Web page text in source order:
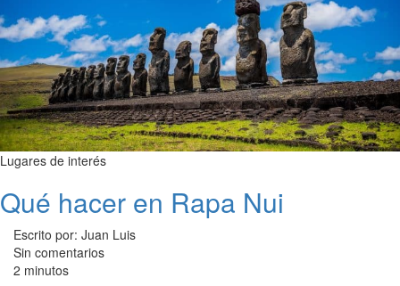
Lugares de interés
Qué hacer en Rapa Nui
Escrito por: Juan Luis
Sin comentarios
2 minutos